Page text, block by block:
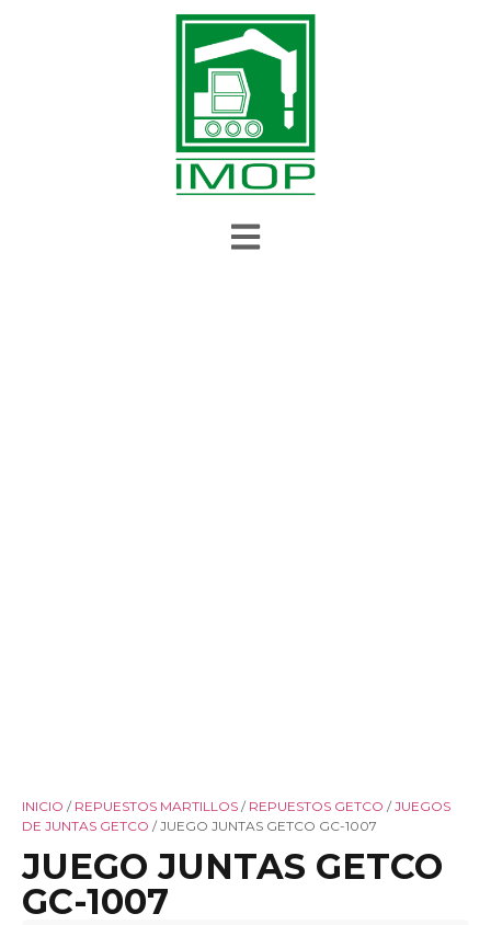
INICIO / REPUESTOS MARTILLOS / REPUESTOS GETCO /JUEGOS
DE JUNTAS GETCO / JUEGO JUNTAS GETCO GC-1007
JUEGO JUNTAS GETCO
GC-1007